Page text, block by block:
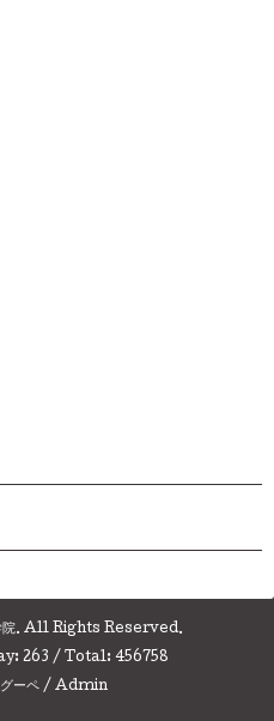
. All Rights Reserved.
263 / Total: 456758
グーペ / Admin